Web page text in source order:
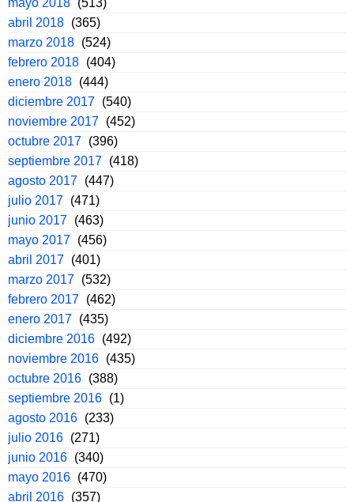
mayo 2018 (513)
abril 2018 (365)
marzo 2018 (524)
febrero 2018 (404)
enero 2018 (444)
diciembre 2017 (540)
noviembre 2017 (452)
octubre 2017 (396)
septiembre 2017 (418)
agosto 2017 (447)
julio 2017 (471)
junio 2017 (463)
mayo 2017 (456)
abril 2017 (401)
marzo 2017 (532)
febrero 2017 (462)
enero 2017 (435)
diciembre 2016 (492)
noviembre 2016 (435)
octubre 2016 (388)
septiembre 2016 (1)
agosto 2016 (233)
julio 2016 (271)
junio 2016 (340)
mayo 2016 (470)
abril 2016 (357)